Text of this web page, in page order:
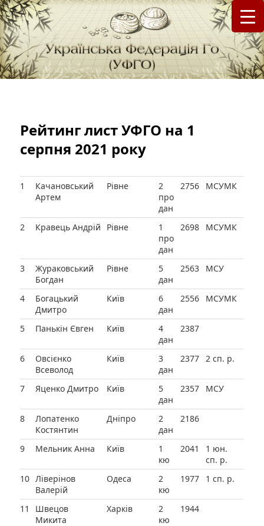
Українська Федерація Го (УФГО)
федерація Го (Бадук, Вейці) в Україні
Рейтинг лист УФГО на 1
серпня 2021 року
1
Качановський
Артем
Рівне
2
про
дан
2756 МСУМК
2 Кравець Андрій Рівне
1
про
дан
2698 МСУМК
3
Жураковський
Богдан
Рівне
5
дан
2563 МСУ
4
Богацький
Дмитро
Київ
6
дан
2556 МСУМК
5 Панькін Євген Київ
4
дан
2387
6
Овсієнко
Всеволод
Київ
3
дан
2377 2 сп. р.
7 Яценко Дмитро Київ
5
дан
2357 МСУ
8
Лопатенко
Костянтин
Дніпро
2
дан
2186
9 Мельник Анна Київ
1
кю
2041
1 юн.
сп. р.
10 Ліверінов
Валерій
Одеса
2
кю
1977 1 сп. р.
11
Швецов
Микита
Харків
2
кю
1944